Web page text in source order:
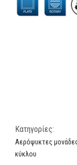
Κατηγορίες:
Αερόψυκτες
κύκλου